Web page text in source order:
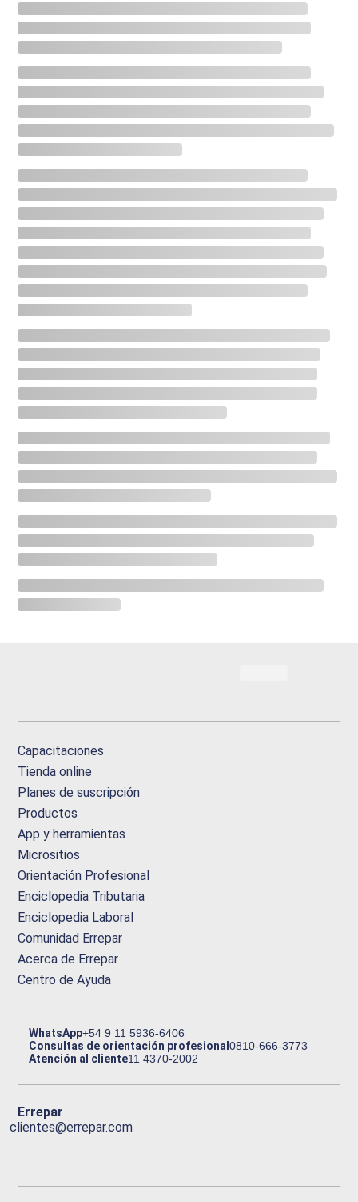
Capacitaciones
Tienda online
Planes de suscripción
Productos
App y herramientas
Micrositios
Orientación Profesional
Enciclopedia Tributaria
Enciclopedia Laboral
Comunidad Errepar
Acerca de Errepar
Centro de Ayuda
WhatsApp+54 9 11 5936-6406
Consultas de orientación profesional0810-666-3773
Atención al cliente11 4370-2002
Errepar
clientes@errepar.com